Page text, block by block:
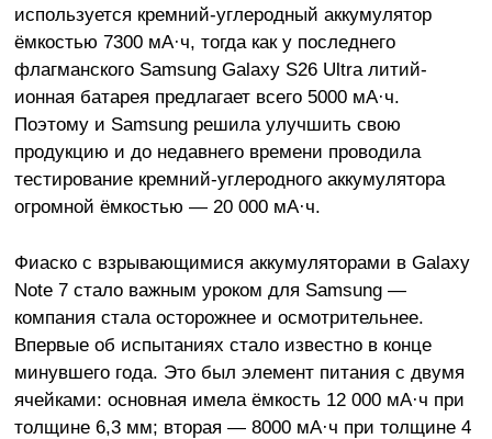
используется кремний-углеродный аккумулятор
ёмкостью 7300 мА·ч, тогда как у последнего
флагманского Samsung Galaxy S26 Ultra литий-
ионная батарея предлагает всего 5000 мА·ч.
Поэтому и Samsung решила улучшить свою
продукцию и до недавнего времени проводила
тестирование кремний-углеродного аккумулятора
огромной ёмкостью — 20 000 мА·ч.
Фиаско с взрывающимися аккумуляторами в Galaxy
Note 7 стало важным уроком для Samsung —
компания стала осторожнее и осмотрительнее.
Впервые об испытаниях стало известно в конце
минувшего года. Это был элемент питания с двумя
ячейками: основная имела ёмкость 12 000 мА·ч при
толщине 6,3 мм; вторая — 8000 мА·ч при толщине 4